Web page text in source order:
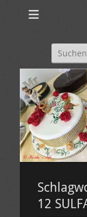
Suchen
nach:
12